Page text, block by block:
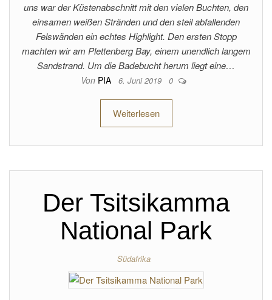
uns war der Küstenabschnitt mit den vielen Buchten, den
einsamen weißen Stränden und den steil abfallenden
Felswänden ein echtes Highlight. Den ersten Stopp
machten wir am Plettenberg Bay, einem unendlich langem
Sandstrand. Um die Badebucht herum liegt eine…
Von PIA 6. Juni 2019 0
Weiterlesen
Der Tsitsikamma
National Park
Südafrika